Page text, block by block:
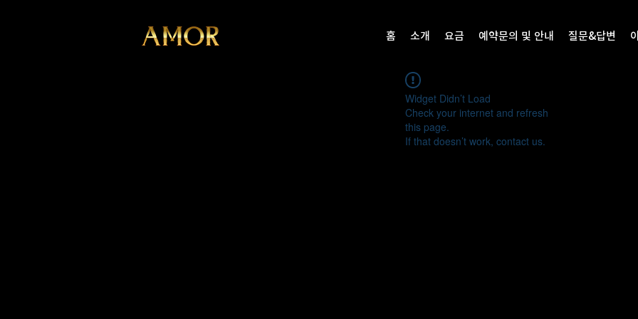
홈 소개 요금 예약문의 및 안내 질문&답변
Widget Didn’t Load
Check your internet and refresh
this page.
If that doesn’t work, contact us.